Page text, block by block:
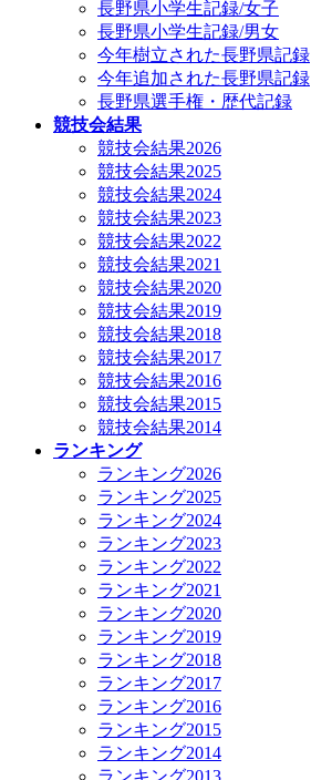
長野県小学生記録/女子
長野県小学生記録/男女
今年樹立された長野県記録
今年追加された長野県記録
長野県選手権・歴代記録
競技会結果
競技会結果2026
競技会結果2025
競技会結果2024
競技会結果2023
競技会結果2022
競技会結果2021
競技会結果2020
競技会結果2019
競技会結果2018
競技会結果2017
競技会結果2016
競技会結果2015
競技会結果2014
ランキング
ランキング2026
ランキング2025
ランキング2024
ランキング2023
ランキング2022
ランキング2021
ランキング2020
ランキング2019
ランキング2018
ランキング2017
ランキング2016
ランキング2015
ランキング2014